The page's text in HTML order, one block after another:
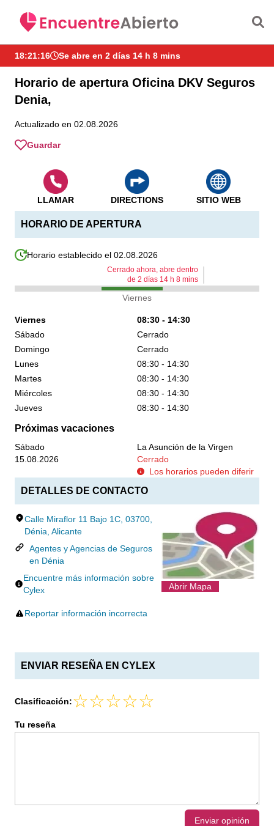
18:21:16 Se abre en 2 días 14 h 8 mins
Horario de apertura Oficina DKV Seguros
Denia,
Actualizado en 02.08.2026
Guardar
HORARIO DE APERTURA
Horario establecido el 02.08.2026
Cerrado ahora, abre dentro
de 2 días 14h 8mins
Viernes
Viernes
08:30 - 14:30
Sábado
Cerrado
Domingo
Cerrado
Lunes
08:30 - 14:30
Martes
08:30 - 14:30
Miércoles
08:30 - 14:30
Jueves
08:30 - 14:30
Próximas vacaciones
Sábado
La Asunción de la Virgen
15.08.2026
Cerrado
Los horarios pueden diferir
DETALLES DE CONTACTO
Calle Miraflor 11 Bajo 1C, 03700,
Dénia, Alicante
Agentes y Agencias de Seguros
en Dénia
Encuentre más información sobre
Cylex
Reportar información incorrecta
Abrir Mapa
LLAMAR DIRECTIONS SITIO WEB
ENVIAR RESEÑA EN CYLEX
Clasificación:
Tu reseña
Enviar opinión